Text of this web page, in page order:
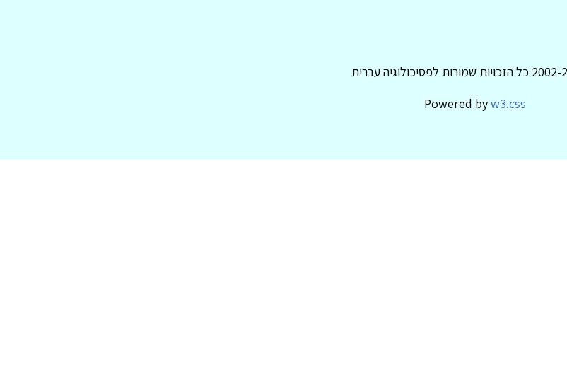
Powered byw3.css